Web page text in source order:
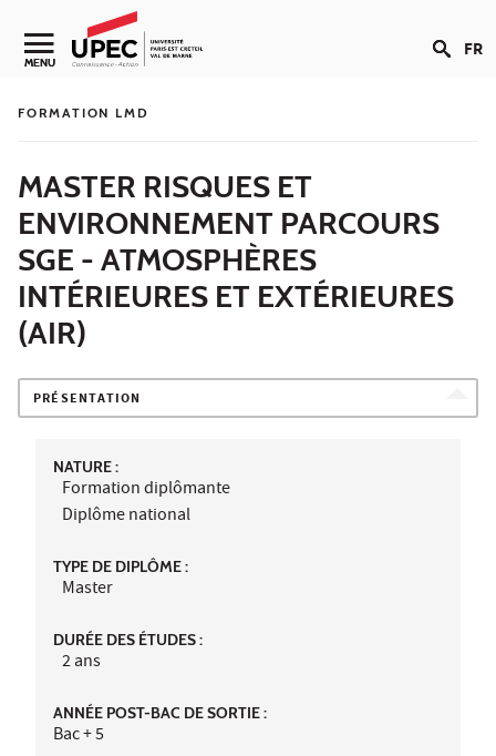
Aller au contenu
Navigation secondaire
MENU FR
FORMATION LMD
MASTER RISQUES ET
ENVIRONNEMENT PARCOURS
SGE - ATMOSPHÈRES
INTÉRIEURES ET EXTÉRIEURES
(AIR)
PRÉSENTATION
NATURE :
Formation diplômante
Diplôme national
TYPE DE DIPLÔME :
Master
DURÉE DES ÉTUDES :
2 ans
ANNÉE POST-BAC DE SORTIE :
Bac + 5